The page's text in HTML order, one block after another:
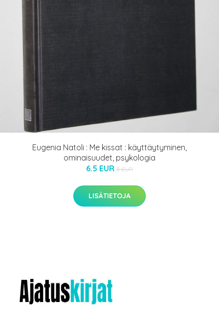
Eugenia Natoli : Me kissat : käyttäytyminen,
ominaisuudet, psykologia
6.5 EUR 8 EUR
LISÄTIETOJA